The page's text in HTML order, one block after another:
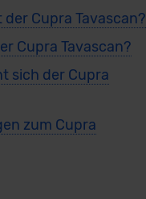
der Cupra Tavascan?
Cupra Tavascan?
sich der Cupra
zum Cupra